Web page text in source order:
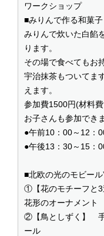
ワークショップ
■みりんで作る和菓子
みりんで炊いた白餡
ります。
その場で食べてもお
宇治抹茶もついてま
えます。
参加費1500円(材料
お子さんも参加でき
●午前10：00～12：
●午後13：30～15：
■北欧の光のモビール
①【花のモチーフと
花形のオーナメント
②【鳥としずく】 手
ール